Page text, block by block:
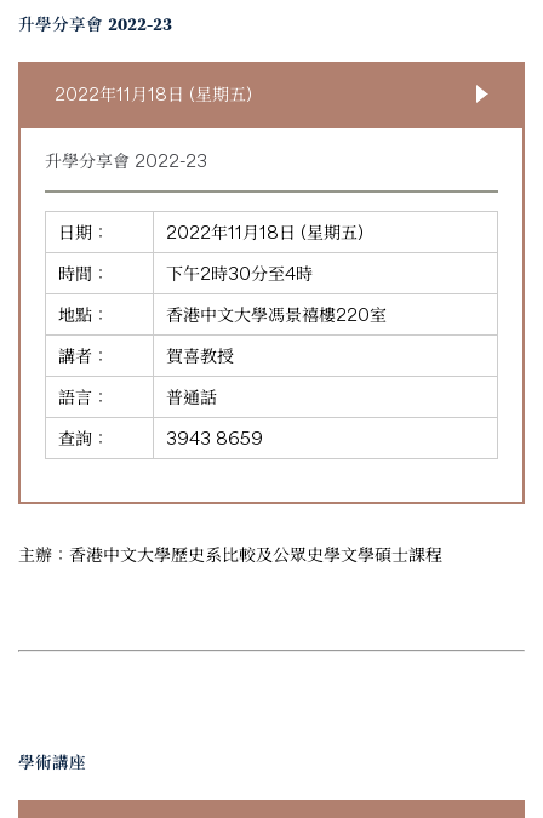
升學分享會 2022-23
2022年11月18日 (星期五)
升學分享會 2022-23
日期：
2022年11月18日 (星期五)
時間：
下午2時30分至4時
地點：
香港中文大學馮景禧樓220室
講者：
賀喜教授
語言：
普通話
查詢：
3943 8659
主辦：香港中文大學歷史系比較及公眾史學文學碩士課程
學術講座